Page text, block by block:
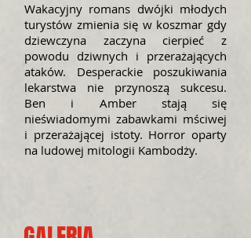
Wakacyjny romans dwójki młodych
turystów zmienia się w koszmar gdy
dziewczyna zaczyna cierpieć z
powodu dziwnych i przerażających
ataków. Desperackie poszukiwania
lekarstwa nie przynoszą sukcesu.
Ben i Amber stają się
nieświadomymi zabawkami mściwej
i przerażającej istoty. Horror oparty
na ludowej mitologii Kambodży.